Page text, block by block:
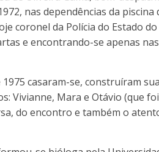
nas dependências da piscina
coronel da Polícia do Estado
e encontrando-se apenas
1975 casaram-se, construíram
Vivianne, Mara e Otávio (que
do encontro e também o